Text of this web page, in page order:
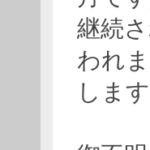
継続
われ
します